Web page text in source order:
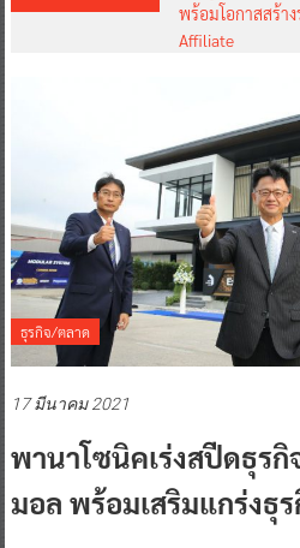
พร้อมโอกาสสร้า
Affiliate
ธุรกิจ/ตลาด
17 มีนาคม 2021
พานาโซนิคเร่งสปีดธุร
มอล พร้อมเสริมแกร่งธุ